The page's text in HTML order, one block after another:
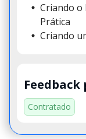
Criando o
Prática
Criando
Feedback
Contratado